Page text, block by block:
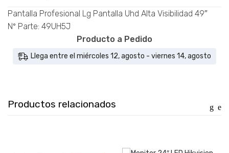
cantidad
Pantalla Profesional Lg Pantalla Uhd Alta Visibilidad 49″
Nº Parte: 49UH5J
Producto a Pedido
Llega entre el miércoles 12, agosto - viernes 14, agosto
Productos relacionados